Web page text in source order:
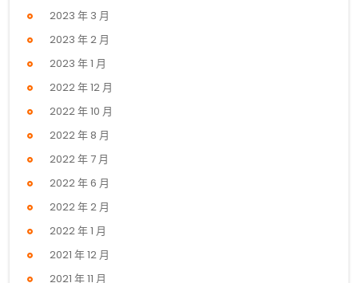
2023 年 3 月
2023 年 2 月
2023 年 1 月
2022 年 12 月
2022 年 10 月
2022 年 8 月
2022 年 7 月
2022 年 6 月
2022 年 2 月
2022 年 1 月
2021 年 12 月
2021 年 11 月